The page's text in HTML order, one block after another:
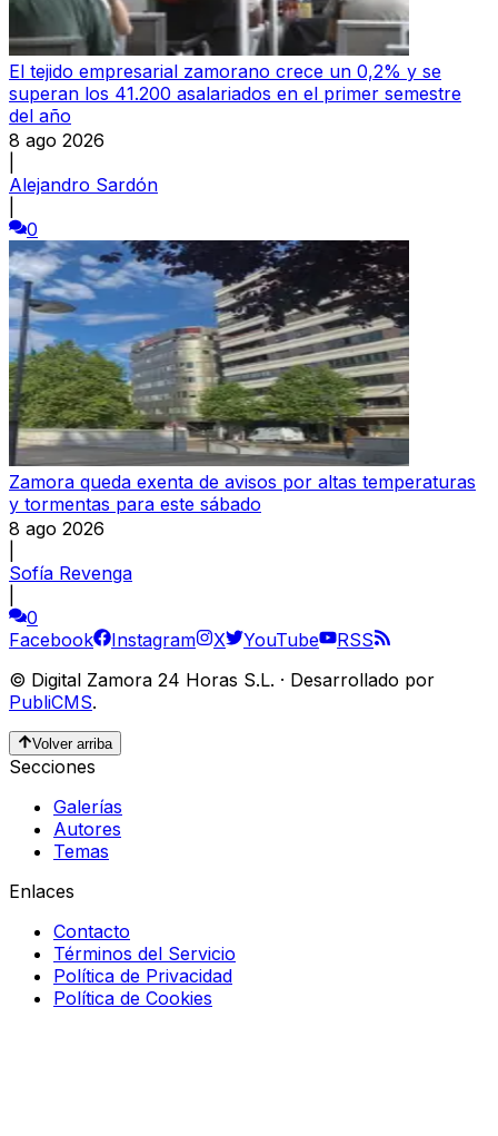
El tejido empresarial zamorano crece un 0,2% y se
superan los 41.200 asalariados en el primer semestre
del año
8 ago 2026
Alejandro Sardón
0
Zamora queda exenta de avisos por altas temperaturas
y tormentas para este sábado
8 ago 2026
Sofía Revenga
0
Facebook
Instagram X YouTube
RSS
© Digital Zamora 24 Horas S.L. · Desarrollado por
PubliCMS.
Volver arriba
Secciones
Galerías
Autores
Temas
Enlaces
Contacto
Términos del Servicio
Política de Privacidad
Política de Cookies